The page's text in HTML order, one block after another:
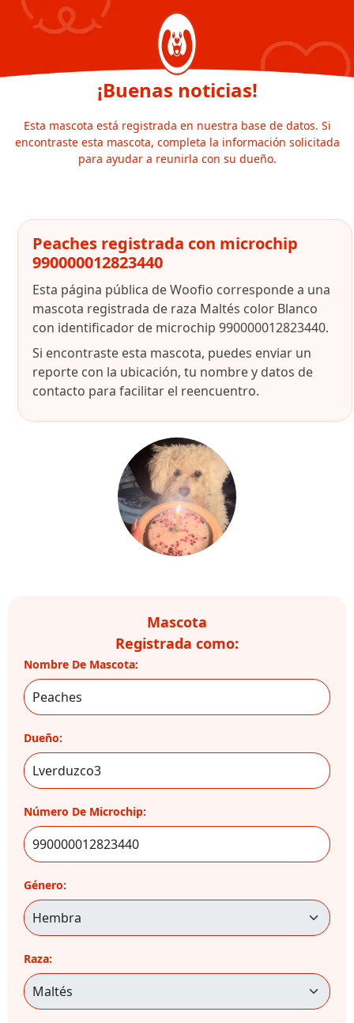
¡Buenas noticias!
Esta mascota está registrada en nuestra base de datos. Si
encontraste esta mascota, completa la información solicitada
para ayudar a reunirla con su dueño.
Peaches registrada con microchip
990000012823440
Esta página pública de Woofio corresponde a una
mascota registrada de raza Maltés color Blanco
con identificador de microchip 990000012823440.
Si encontraste esta mascota, puedes enviar un
reporte con la ubicación, tu nombre y datos de
contacto para facilitar el reencuentro.
Mascota
Registrada como:
Nombre De Mascota:
Dueño:
Número De Microchip:
Género:
Raza: